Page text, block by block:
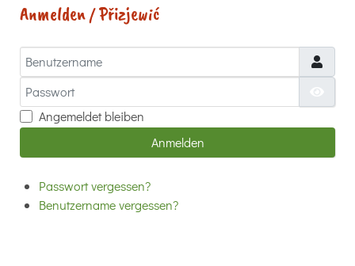
Anmelden / Přizjewić
Benutzername
Passwort
Angemeldet bleiben
Anmelden
Passwort vergessen?
Benutzername vergessen?